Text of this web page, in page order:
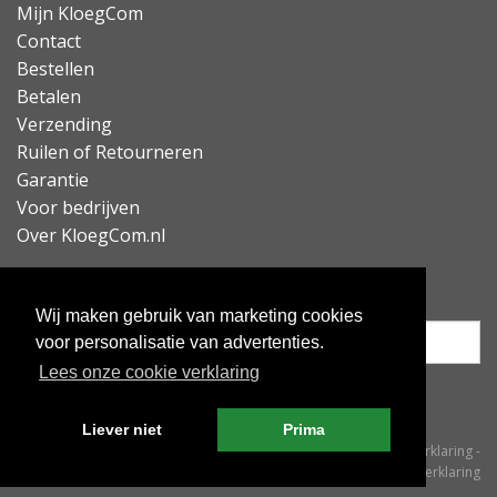
Wij maken gebruik van marketing cookies
voor personalisatie van advertenties.
Lees onze cookie verklaring
Liever niet Prima
Mijn KloegCom
Contact
Bestellen
Betalen
Verzending
Ruilen of Retourneren
Garantie
Voor bedrijven
Over KloegCom.nl
Algemene voorwaarden-Cookieverklaring-
Privacyverklaring